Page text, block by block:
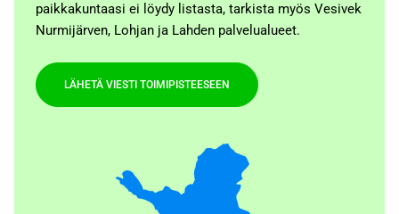
paikkakuntaasi ei löydy listasta, tarkista myös Vesivek
Nurmijärven, Lohjan ja Lahden palvelualueet.
LÄHETÄ VIESTI TOIMIPISTEESEEN